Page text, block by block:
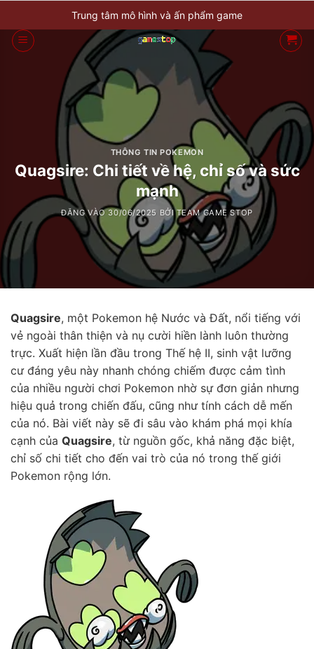
qua
nội
Trung tâm mô hình và ấn phẩm game
THÔNG TIN POKEMON
Quagsire: Chi tiết về hệ, chỉ số và sức
mạnh
ĐĂNG VÀO 30/06/2025 BỞITEAM GAME STOP
Quagsire, một Pokemon hệ Nước và Đất, nổi tiếng với
vẻ ngoài thân thiện và nụ cười hiền lành luôn thường
trực. Xuất hiện lần đầu trong Thế hệ II, sinh vật lưỡng
cư đáng yêu này nhanh chóng chiếm được cảm tình
của nhiều người chơi Pokemon nhờ sự đơn giản nhưng
hiệu quả trong chiến đấu, cũng như tính cách dễ mến
của nó. Bài viết này sẽ đi sâu vào khám phá mọi khía
cạnh của Quagsire, từ nguồn gốc, khả năng đặc biệt,
chỉ số chi tiết cho đến vai trò của nó trong thế giới
Pokemon rộng lớn.